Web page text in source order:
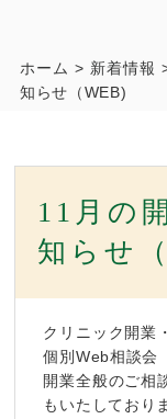
ホーム > 新着情報
知らせ（WEB)
11月の
知らせ
クリニック開業
個別Web相談会
開業全般のご相
もいたしており